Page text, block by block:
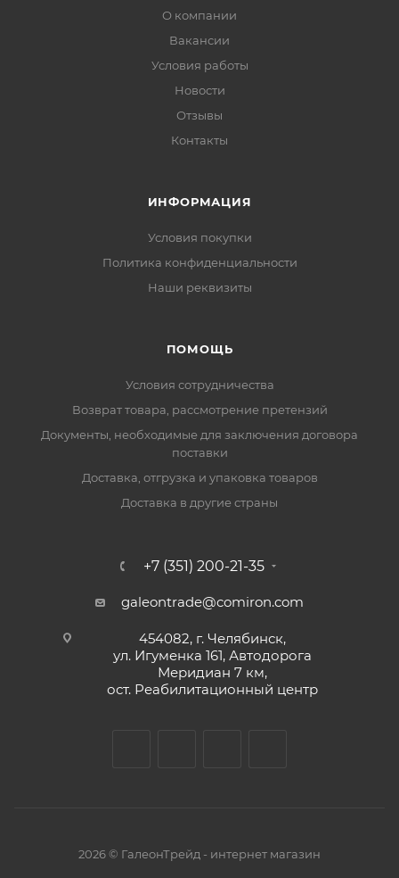
О компании
Вакансии
Условия работы
Новости
Отзывы
Контакты
ИНФОРМАЦИЯ
Условия покупки
Политика конфиденциальности
Наши реквизиты
ПОМОЩЬ
Условия сотрудничества
Возврат товара, рассмотрение претензий
Документы, необходимые для заключения договора
поставки
Доставка, отгрузка и упаковка товаров
Доставка в другие страны
+7 (351) 200-21-35
galeontrade@comiron.com
454082, г. Челябинск,
ул. Игуменка 161, Автодорога
Меридиан 7 км,
ост. Реабилитационный центр
2026 © ГалеонТрейд - интернет магазин